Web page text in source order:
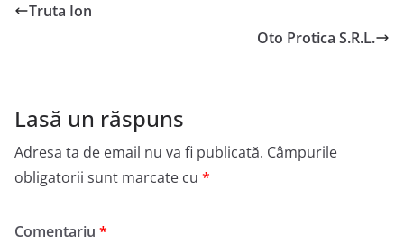
Truta Ion
Oto Protica S.R.L.
Lasă un răspuns
Adresa ta de email nu va fi publicată. Câmpurile
obligatorii sunt marcate cu *
Comentariu *